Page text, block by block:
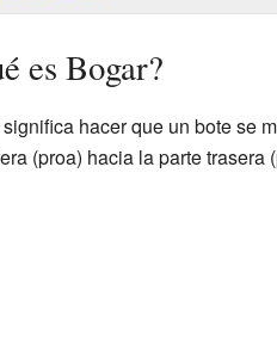
es Bogar?
hacer que un bote se
(proa) hacia la parte